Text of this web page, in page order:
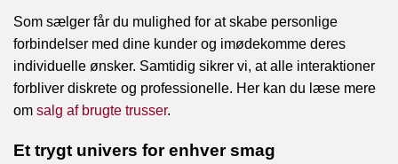
Som sælger får du mulighed for at skabe personlige
forbindelser med dine kunder og imødekomme deres
individuelle ønsker. Samtidig sikrer vi, at alle interaktioner
forbliver diskrete og professionelle. Her kan du læse mere
om salg af brugte trusser.
Et trygt univers for enhver smag